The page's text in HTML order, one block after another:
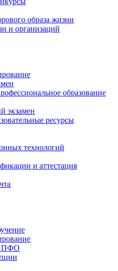
образа жизни
и организаций
образование
экзамен
ресурсы
технологий
и аттестация
ПФО